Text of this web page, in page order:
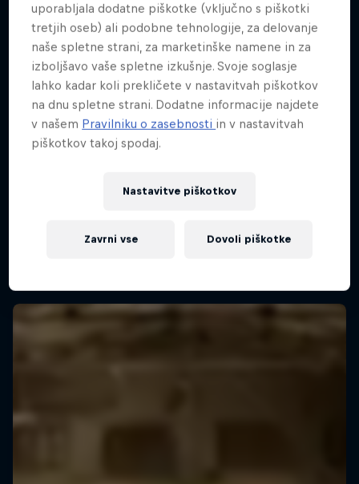
Crankworx World Tour, ki vsako leto gosti
Novi Zelandiji, Avstriji, Avstraliji in Kanadi.
uporabljala dodatne piškotke (vključno s piškotki
tretjih oseb) ali podobne tehnologije, za delovanje
naše spletne strani, za marketinške namene in za
izboljšavo vaše spletne izkušnje. Svoje soglasje
lahko kadar koli prekličete v nastavitvah piškotkov
na dnu spletne strani. Dodatne informacije najdete
v našem Pravilniku o zasebnosti in v nastavitvah
piškotkov takoj spodaj.
Nastavitve piškotkov
Zavrni vse Dovoli piškotke